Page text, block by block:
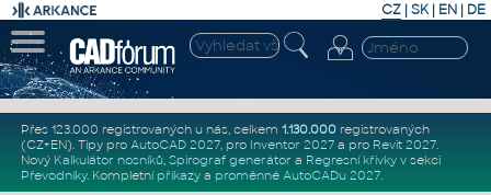
CZ | SK| EN | DE
Přes 123.000 registrovaných u nás, celkem 1.130.000registrovaných
(CZ+EN). Tipy pro AutoCAD 2027, pro Inventor 2027a pro Revit 2027.
Nový Kalkulátor nosníků, Spirograf generátor a Regresní křivkyv sekci
Převodníky. Kompletní příkazya proměnné AutoCADu 2027.